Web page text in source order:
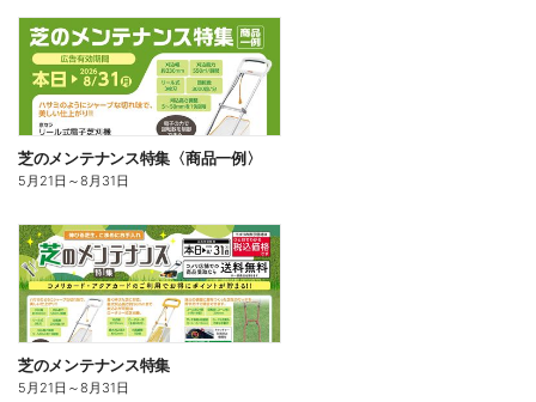
芝のメンテナンス特集〈商品一例〉
5月21日 ～8月31日
芝のメンテナンス特集
5月21日 ～8月31日